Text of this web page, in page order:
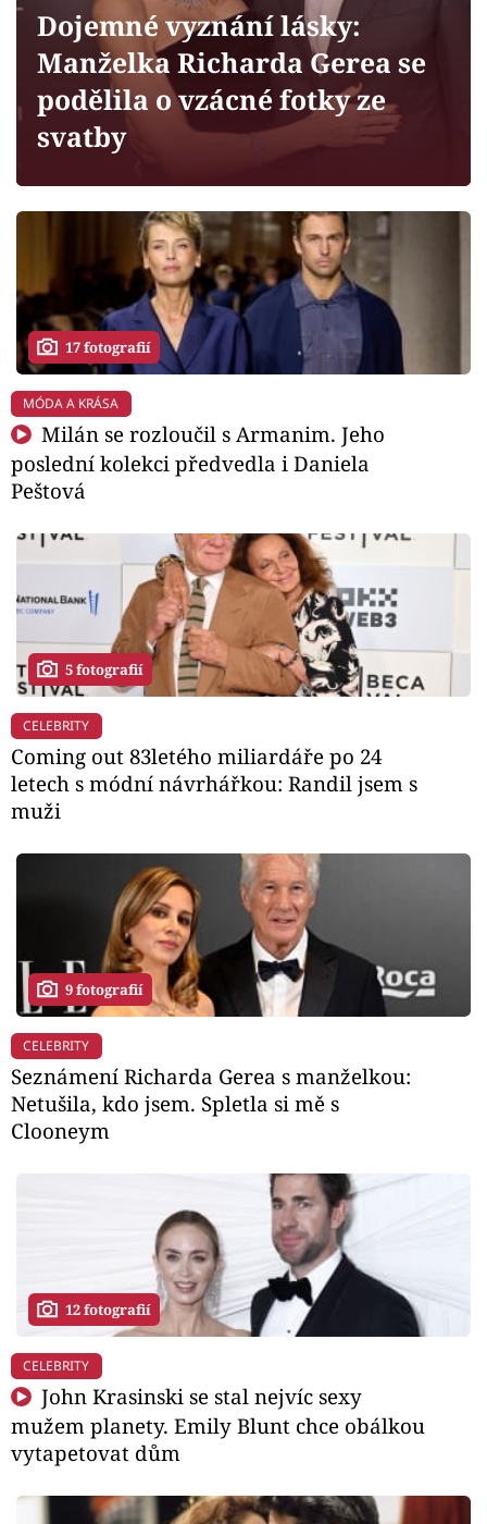
Sledujte prima+
Filmový festival Karlovy Vary
Mámy sobě
Přihlášení
Sledujte nás
Dojemné vyznání lásky:
Manželka Richarda Gerea se
podělila o vzácné fotky ze
svatby
17 fotografií
MÓDA A KRÁSA
Milán se rozloučil s Armanim. Jeho
poslední kolekci předvedla i Daniela
Peštová
5 fotografií
CELEBRITY
Coming out 83letého miliardáře po 24
letech s módní návrhářkou: Randil jsem s
muži
9 fotografií
CELEBRITY
Seznámení Richarda Gerea s manželkou:
Netušila, kdo jsem. Spletla si mě s
Clooneym
12 fotografií
CELEBRITY
John Krasinski se stal nejvíc sexy
mužem planety. Emily Blunt chce obálkou
vytapetovat dům